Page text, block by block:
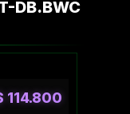
DB.BWC
114.800